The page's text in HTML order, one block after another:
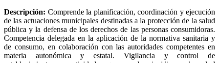
Descripción: Comprende la planificación, coordinación y ejecución
de las actuaciones municipales destinadas a la protección de la salud
pública y la defensa de los derechos de las personas consumidoras.
Competencia delegada en la aplicación de la normativa sanitaria y
de consumo, en colaboración con las autoridades competentes en
materia autonómica y estatal. Vigilancia y control de